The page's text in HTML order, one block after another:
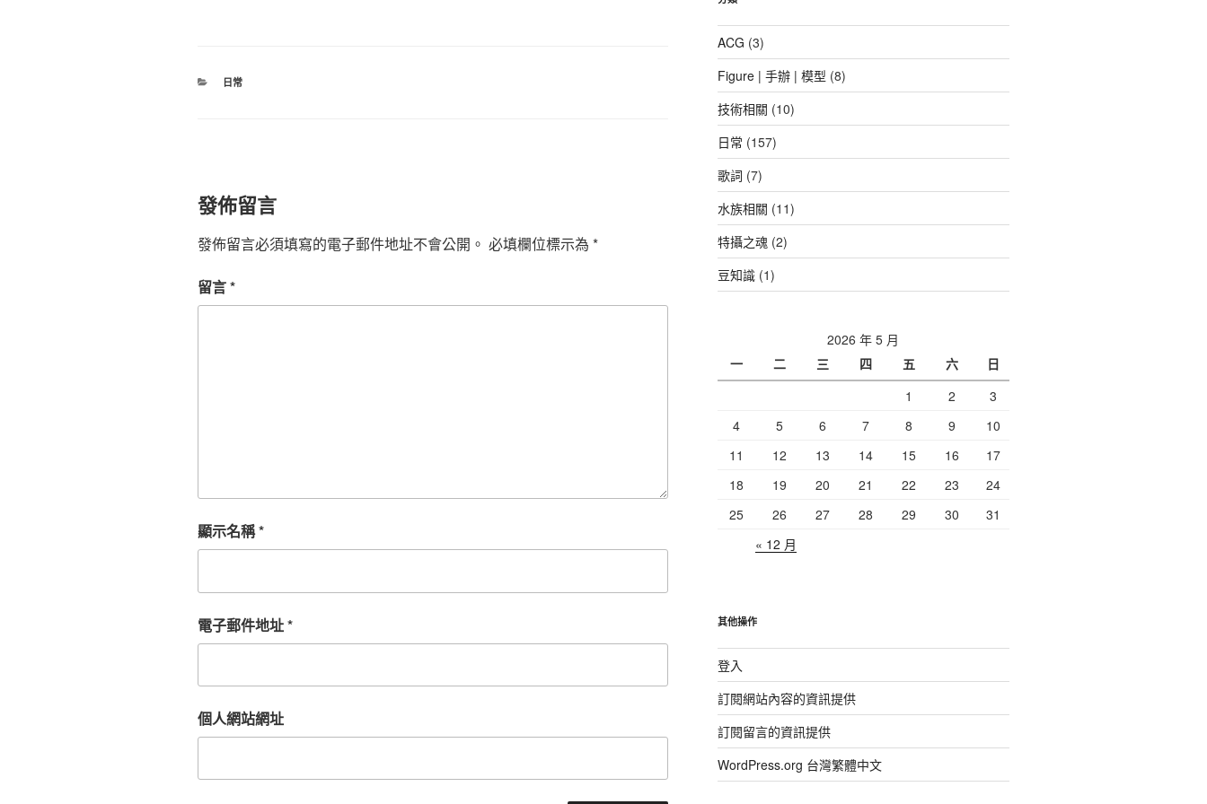
分
日常
發佈留言
發佈留言必須填寫的電子郵件地址不會公開。 必填欄位標示為 *
留言*
顯示名稱*
電子郵件地址*
個人網站網址
ACG (3)
Figure | 手辦 | 模型 (8)
技術相關 (10)
日常 (157)
歌詞 (7)
水族相關 (11)
特攝之魂(2)
豆知識(1)
2026 年 5 月
一
二 三 四 五 六
日
1
2
3
4
5 6 7 8 9
10
11
12 13 14 15 16
17
18
19 20 21 22 23
24
25
26 27 28 29 30
31
« 12 月
其他操作
登入
訂閱網站內容的資訊提供
訂閱留言的資訊提供
WordPress.org 台灣繁體中文